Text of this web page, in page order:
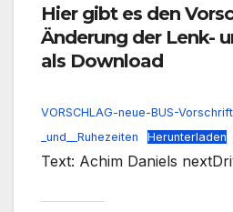
Hier gibt es den
Änderung der Lenk-
als Download
VORSCHLAG-neue-BUS-
_und__Ruhezeiten
Herunterladen
Text: Achim Daniels